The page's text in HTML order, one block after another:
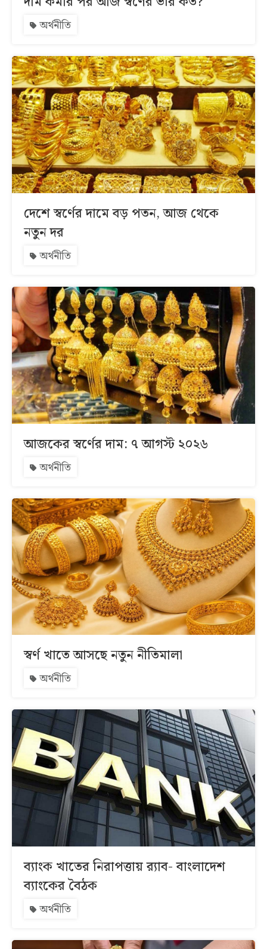
অর্থনীতি
দেশে স্বর্ণের দামে বড় পতন, আজ থেকে
নতুন দর
অর্থনীতি
আজকের স্বর্ণের দাম: ৭ আগস্ট ২০২৬
অর্থনীতি
স্বর্ণ খাতে আসছে নতুন নীতিমালা
অর্থনীতি
ব্যাংক খাতের নিরাপত্তায় র‌্যাব- বাংলাদেশ
ব্যাংকের বৈঠক
অর্থনীতি